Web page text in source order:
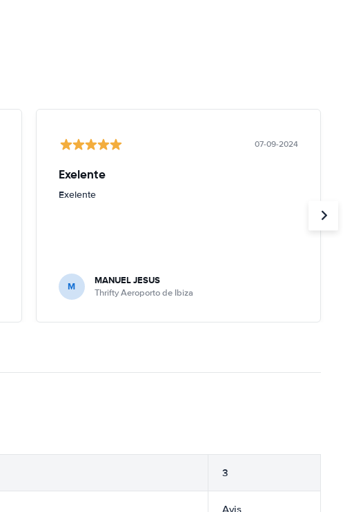
07-09-2024
Exelente
Exelente
M MANUEL JESUS
Thrifty Aeroporto de Ibiza
3
Avis